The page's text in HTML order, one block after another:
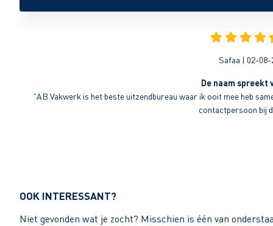
Safaa | 02-08-
De naam spreekt
"AB Vakwerk is het beste uitzendbureau waar ik ooit mee heb
contactpersoon bij
OOK INTERESSANT?
Niet gevonden wat je zocht? Misschien is één van